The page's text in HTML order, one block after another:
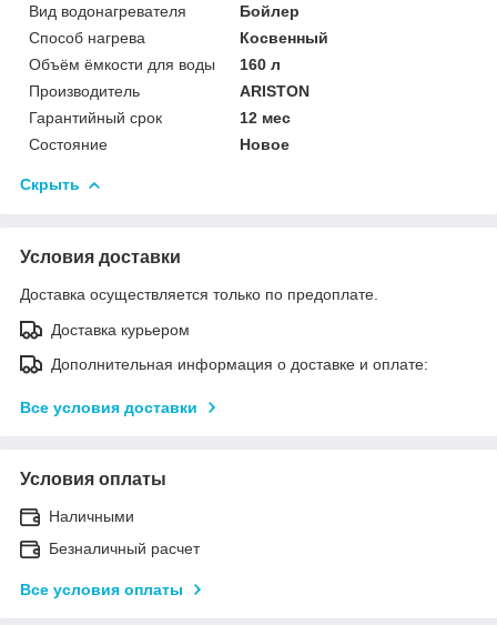
Вид водонагревателя
Бойлер
Способ нагрева
Косвенный
Объём ёмкости для воды
160 л
Производитель
ARISTON
Гарантийный срок
12 мес
Состояние
Новое
Скрыть
Условия доставки
Доставка осуществляется только по предоплате.
Доставка курьером
Дополнительная информация о доставке и оплате:
Все условия доставки
Условия оплаты
Наличными
Безналичный расчет
Все условия оплаты